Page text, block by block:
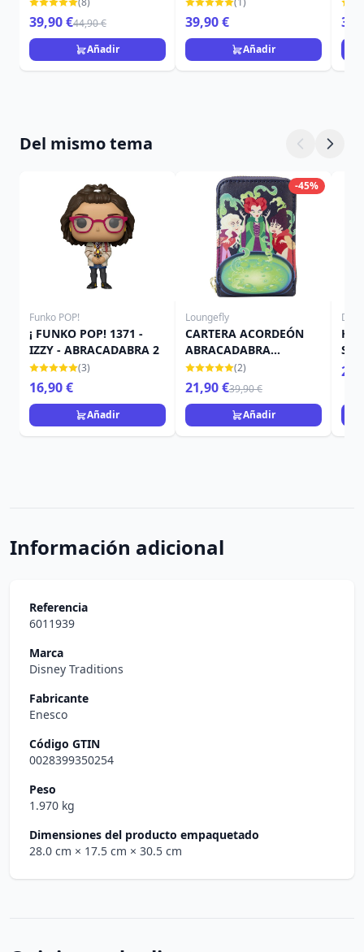
TRADITIONS
39,90 €44,90 €
Añadir
39,90 €
Añadir
Del mismo tema
Funko POP!
¡ FUNKO POP! 1371 -
IZZY - ABRACADABRA 2
(3)
16,90 €
Añadir
-45%
Loungefly
CARTERA ACORDEÓN
ABRACADABRA
HERMANAS
SANDERSON
CAULDRON GLOW -
DISNEY LOUNGEFLY
(2)
21,90 €39,90 €
Añadir
SE
Información adicional
Referencia
6011939
Marca
Disney Traditions
Fabricante
Enesco
Código GTIN
0028399350254
Peso
1.970 kg
Dimensiones del producto empaquetado
28.0 cm × 17.5 cm × 30.5 cm